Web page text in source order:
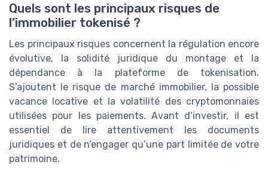
Quels sont les principaux risques de
l’immobilier tokenisé ?
Les principaux risques concernent la régulation encore
évolutive, la solidité juridique du montage et la
dépendance à la plateforme de tokenisation.
S’ajoutent le risque de marché immobilier, la possible
vacance locative et la volatilité des cryptomonnaies
utilisées pour les paiements. Avant d’investir, il est
essentiel de lire attentivement les documents
juridiques et de n’engager qu’une part limitée de votre
patrimoine.